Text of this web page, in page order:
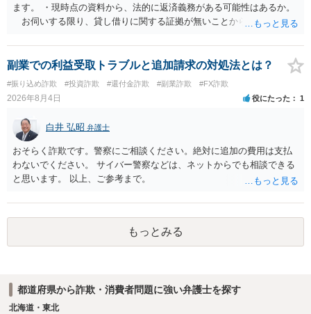
ます。 ・現時点の資料から、法的に返済義務がある可能性はあるか。
お伺いする限り、貸し借りに関する証拠が無いことから、相手方が
主張や現在の資料を踏まえ、今後どのように対応するのが適切か。
贈与か消費貸借かの争いにおいては、様々な圧力をかけて回収をしよ
うとするケースも散見されます。 ご自身での対応に窮するようであ
れば、代理人を立てることもご検討ください。 ・相手へ送る回答文に
ついてアドバイスをいただけるか。 具体的な回答内容については、
一般的に無料法律相談での対応外になろうかと思います。 法律事務
所にご連絡いただき、対応の可否や費用をご確認ください。
副業での利益受取トラブルと追加請求の対処法とは？
#振り込め詐欺 #投資詐欺 #還付金詐欺 #副業詐欺 #FX詐欺
2026年8月4日 役にたった 1
白井 弘昭 弁護士
おそらく詐欺です。警察にご相談ください。絶対に追加の費用は支払
わないでください。 サイバー警察などは、ネットからでも相談できる
と思います。 以上、ご参考まで。
もっとみる
都道府県から詐欺・消費者問題に強い弁護士を探す
北海道・東北